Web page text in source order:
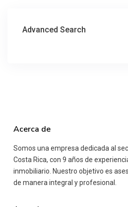
Advanced Search
Acerca de
Somos una empresa dedicada al
Costa Rica, con 9 años de
inmobiliario. Nuestro objetivo es
de manera integral y profesional.